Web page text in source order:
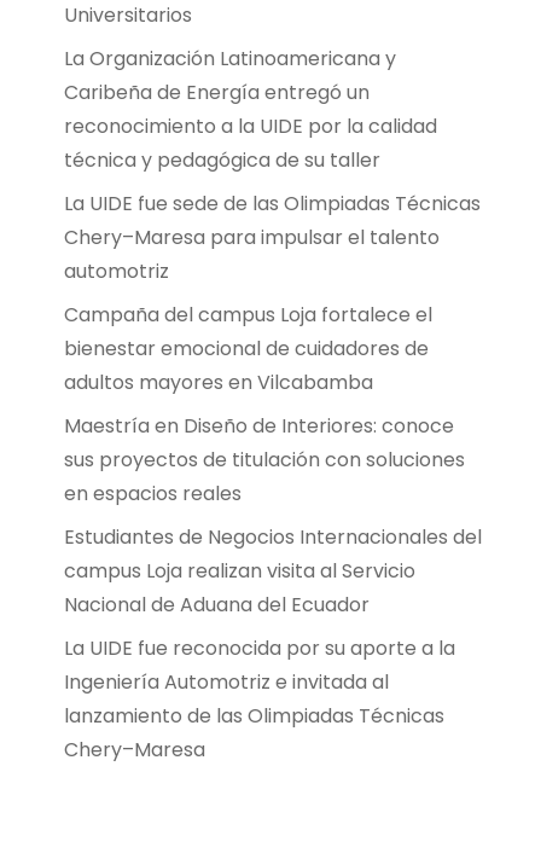
Universitarios
La Organización Latinoamericana y
Caribeña de Energía entregó un
reconocimiento a la UIDE por la calidad
técnica y pedagógica de su taller
La UIDE fue sede de las Olimpiadas Técnicas
Chery–Maresa para impulsar el talento
automotriz
Campaña del campus Loja fortalece el
bienestar emocional de cuidadores de
adultos mayores en Vilcabamba
Maestría en Diseño de Interiores: conoce
sus proyectos de titulación con soluciones
en espacios reales
Estudiantes de Negocios Internacionales del
campus Loja realizan visita al Servicio
Nacional de Aduana del Ecuador
La UIDE fue reconocida por su aporte a la
Ingeniería Automotriz e invitada al
lanzamiento de las Olimpiadas Técnicas
Chery–Maresa